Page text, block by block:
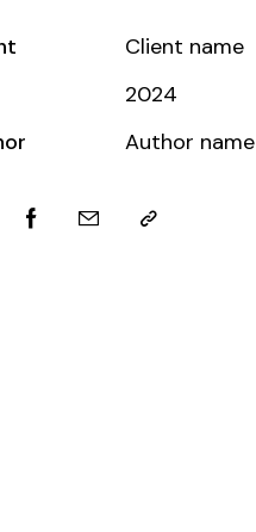
Client name
2024
Author name